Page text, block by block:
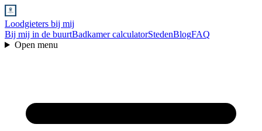
Loodgieters bij mij
Bij mij in de buurtBadkamer calculatorStedenBlogFAQ
Open menu